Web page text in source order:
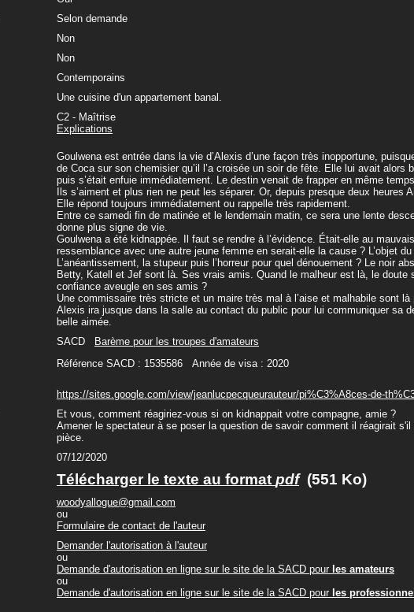
Selon demande
Non
Non
Contemporains
Une cuisine d'un appartement banal.
C2 - Maîtrise
Explications
Goulwena est entrée dans la vie d’Alexis d’une façon très inopportune,
de Coca sur son chemisier qu’il l’a croisée un soir de fête. Elle lui avait alors
puis s’était enfuie immédiatement. Le destin venait de frapper en même
Ils s’aiment et plus rien ne peut les séparer. Or, depuis presque deux heures
Elle répond toujours immédiatement ou rappelle très rapidement.
Entre ce samedi fin de matinée et le lendemain matin, ce sera une lente
donne plus signe de vie.
Goulwena a été kidnappée. Il faut se rendre à l’évidence. Était-elle au
ressemblance avec une autre jeune femme en serait-elle la cause ? L’objet
L’anéantissement, la stupeur puis l’horreur pour quel dénouement ? Le noir
Betty, Katell et Jef sont là. Ses vrais amis. Quand le malheur est là, le doute
confiance aveugle en ses amis ?
Une commissaire très stricte et un maire très mal à l’aise et malhabile sont là
Alexis ira jusque dans la salle au contact du public pour lui communiquer sa
belle aimée.
SACD
Barème pour les troupes d'amateurs
Référence SACD : 1535586 Année de visa : 2020
https://sites.google.com/view/jeanlucpecqueurauteur/pi%C3%A8ces-de-
Et vous, comment réagiriez-vous si on kidnappait votre compagne, amie ?
Amener le spectateur à se poser la question de savoir comment il réagirait
pièce.
07/12/2020
Télécharger le texte au format pdf(551 Ko)
woodyallogue@gmail.com
ou
Formulaire de contact de l'auteur
Demander l'autorisation à l'auteur
ou
Demande d'autorisation en ligne sur le site de la SACD pour les amateurs
ou
Demande d'autorisation en ligne sur le site de la SACD pour les